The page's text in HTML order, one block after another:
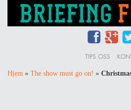
TIPS OSS
Hjem » The show must go on! »